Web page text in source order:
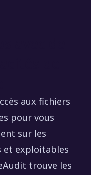
aux fichiers
pour vous
sur les
et exploitables
trouve les